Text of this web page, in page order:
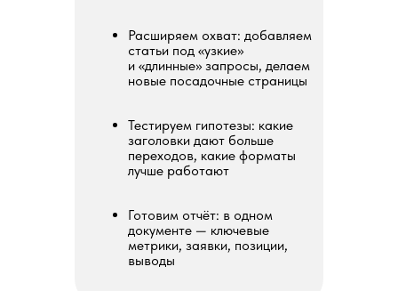
Расширяем охват: добавляем
статьи под «узкие»
и «длинные» запросы, делаем
новые посадочные страницы
Тестируем гипотезы: какие
заголовки дают больше
переходов, какие форматы
лучше работают
Готовим отчёт: в одном
документе — ключевые
метрики, заявки, позиции,
выводы